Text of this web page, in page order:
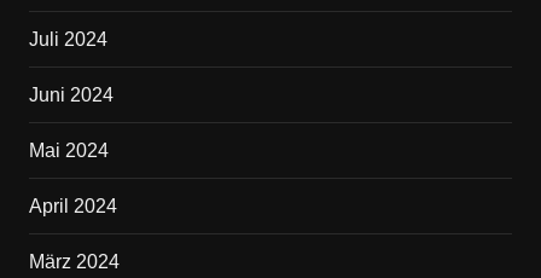
Juli 2024
Juni 2024
Mai 2024
April 2024
März 2024